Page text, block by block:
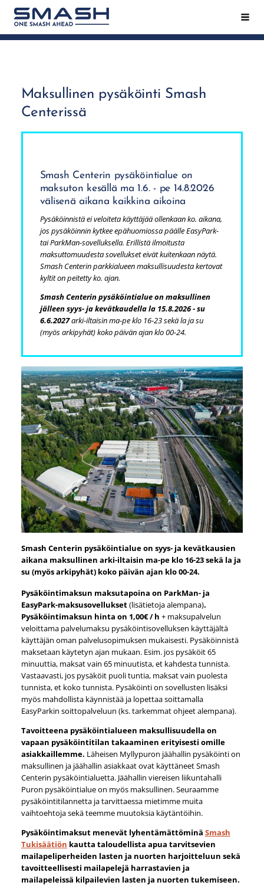
Siirry
sivun
sisältöön
Smash ry - Suomen suurin mailapeliseura
Maksullinen pysäköinti Smash
Centerissä
Smash Centerin pysäköintialue on
maksuton kesällä ma 1.6. - pe 14.8.2026
välisenä aikana kaikkina aikoina
Pysäköinnistä ei veloiteta käyttäjää ollenkaan ko. aikana,
jos pysäköinnin kytkee epähuomiossa päälle EasyPark-
tai ParkMan-sovelluksella. Erillistä ilmoitusta
maksuttomuudesta sovellukset eivät kuitenkaan näytä.
Smash Centerin parkkialueen maksullisuudesta kertovat
kyltit on peitetty ko. ajan.
Smash Centerin pysäköintialue on maksullinen
jälleen syys- ja kevätkaudella la 15.8.2026 - su
6.6.2027arki-iltaisin ma-pe klo 16-23 sekä la ja su
(myös arkipyhät) koko päivän ajan klo 00-24.
Smash Centerin pysäköintialue on syys- ja kevätkausien
aikana maksullinen arki-iltaisin ma-pe klo 16-23 sekä la ja
su (myös arkipyhät) koko päivän ajan klo 00-24.
Pysäköintimaksun maksutapoina on ParkMan- ja
EasyPark-maksusovellukset(lisätietoja alempana).
Pysäköintimaksun hinta on 1,00€ / h + maksupalvelun
veloittama palvelumaksu pysäköintisovelluksen käyttäjältä
käyttäjän oman palvelusopimuksen mukaisesti. Pysäköinnistä
maksetaan käytetyn ajan mukaan. Esim. jos pysäköit 65
minuuttia, maksat vain 65 minuutista, et kahdesta tunnista.
Vastaavasti, jos pysäköit puoli tuntia, maksat vain puolesta
tunnista, et koko tunnista. Pysäköinti on sovellusten lisäksi
myös mahdollista käynnistää ja lopettaa soittamalla
EasyParkin soittopalveluun (ks. tarkemmat ohjeet alempana).
Tavoitteena pysäköintialueen maksullisuudella on
vapaan pysäköintitilan takaaminen erityisesti omille
asiakkaillemme. Läheisen Myllypuron jäähallin pysäköinti on
maksullinen ja jäähallin asiakkaat ovat käyttäneet Smash
Centerin pysäköintialuetta. Jäähallin viereisen liikuntahalli
Puron pysäköintialue on myös maksullinen. Seuraamme
pysäköintitilannetta ja tarvittaessa mietimme muita
vaihtoehtoja sekä teemme muutoksia käytäntöihin.
Pysäköintimaksut menevät lyhentämättöminä Smash
Tukisäätiön kautta taloudellista apua tarvitsevien
mailapeliperheiden lasten ja nuorten harjoitteluun sekä
tavoitteellisesti mailapelejä harrastavien ja
mailapeleissä kilpailevien lasten ja nuorten tukemiseen.